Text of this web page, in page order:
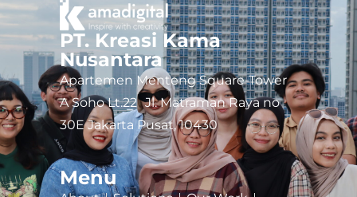
PT. Kreasi Kama
Nusantara
Apartemen Menteng Square-Tower
A Soho Lt.22 Jl. Matraman Raya no
30E Jakarta Pusat, 10430
Menu